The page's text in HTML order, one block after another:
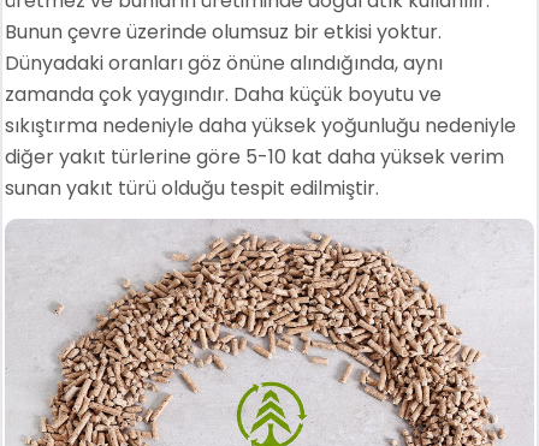
Bunun çevre üzerinde olumsuz bir etkisi yoktur.
Dünyadaki oranları göz önüne alındığında, aynı
zamanda çok yaygındır. Daha küçük boyutu ve
sıkıştırma nedeniyle daha yüksek yoğunluğu nedeniyle
diğer yakıt türlerine göre 5-10 kat daha yüksek verim
sunan yakıt türü olduğu tespit edilmiştir.